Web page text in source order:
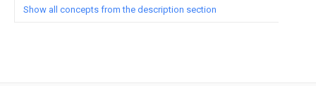
Show all concepts from the description section